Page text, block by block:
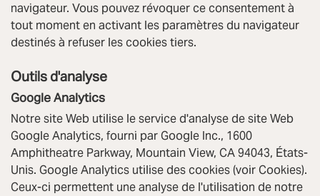
navigateur. Vous pouvez révoquer ce consentement à
tout moment en activant les paramètres du navigateur
destinés à refuser les cookies tiers.
Outils d'analyse
Google Analytics
Notre site Web utilise le service d'analyse de site Web
Google Analytics, fourni par Google Inc., 1600
Amphitheatre Parkway, Mountain View, CA 94043, États-
Unis. Google Analytics utilise des cookies (voir Cookies).
Ceux-ci permettent une analyse de l'utilisation de notre